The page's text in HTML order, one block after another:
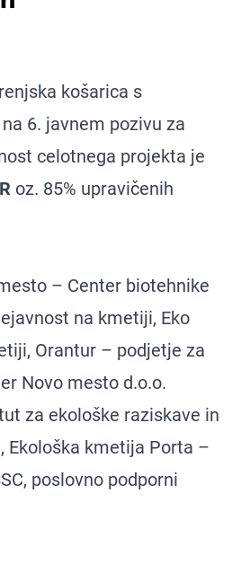
košarica s
6. javnem pozivu za
celotnega projekta je
oz. 85% upravičenih
– Center biotehnike
na kmetiji, Eko
Orantur – podjetje za
Novo mesto d.o.o.
za ekološke raziskave in
Ekološka kmetija Porta –
poslovno podporni